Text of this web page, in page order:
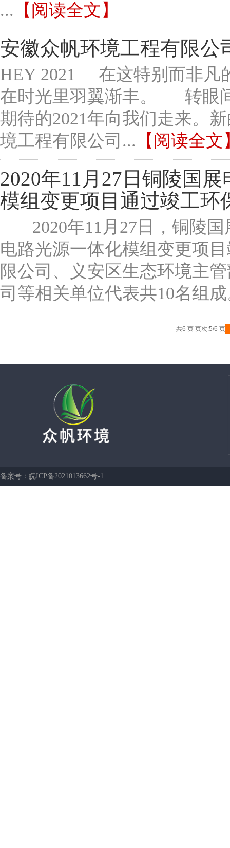
... 【阅读全文】
安徽众帆环境工程有限公
HEY 2021 在这特别而非凡
在时光里羽翼渐丰。 转眼
期待的2021年向我们走来。
境工程有限公司... 【阅读全文
2020年11月27日铜陵国
模组变更项目通过竣工环
2020年11月27日，铜陵国
电路光源一体化模组变更项
限公司、义安区生态环境主
司等相关单位代表共10名组
共6 页 页次:5/6 页
备案号： 皖ICP备2021013662号-1